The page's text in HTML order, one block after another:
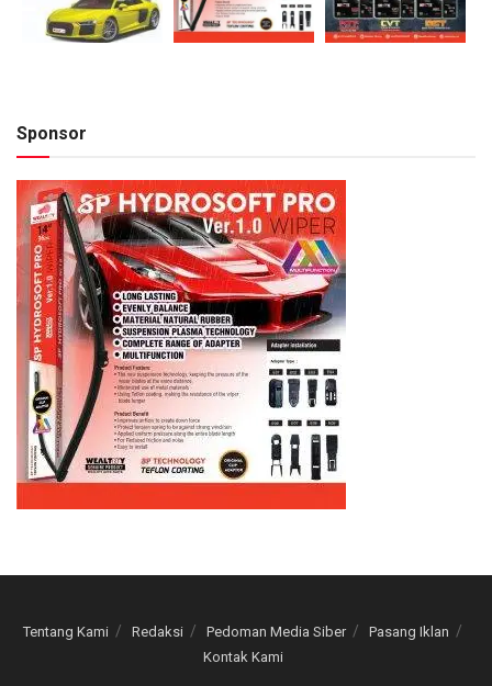
Sponsor
Tentang Kami Redaksi Pedoman Media Siber
Pasang Iklan
Kontak Kami